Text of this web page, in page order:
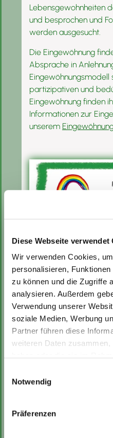
Diese Webseite verwendet
Wir verwenden Cookies,
personalisieren,
zu können und die Zugriffe
analysieren. Außerdem
Verwendung unserer
soziale Medien, Werbung
Partner führen diese
weiteren Daten
Notwendig
Präferenzen
Lebensgewohnheiten
und besprochen und
werden ausgesucht.
Die Eingewöhnung
Absprache in
partizipativen und
Eingewöhnung finden
Informationen zur
unserem
Der
Im Alter von drei
Kinder in die